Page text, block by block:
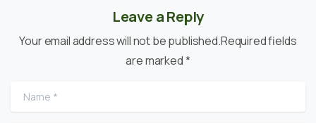
Leave a Reply
Your email address will not be published.Required fields
are marked *
Name